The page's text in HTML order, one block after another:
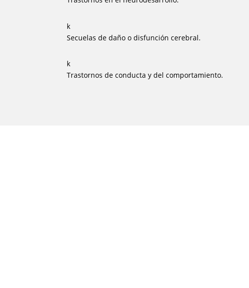
k
Secuelas de daño o disfunción cerebral.
k
Trastornos de conducta y del comportamiento.